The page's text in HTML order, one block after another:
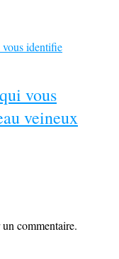
vous
veineux
commentaire.